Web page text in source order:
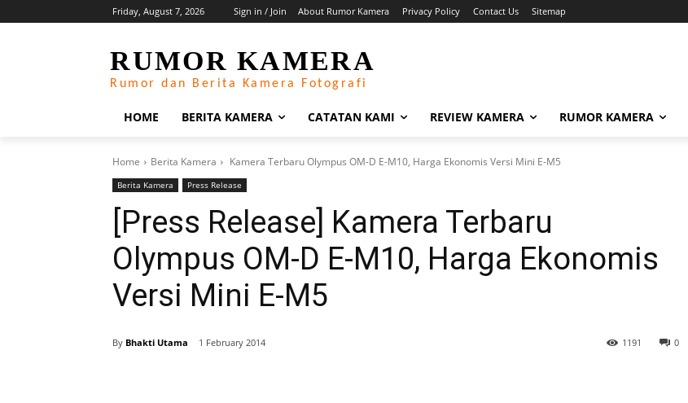
Friday, August 7, 2026 Sign in / Join About Rumor Kamera Privacy Policy Contact Us Sitemap
RUMOR KAMERA
Rumor dan Berita Kamera Fotografi
HOME BERITA KAMERA CATATAN KAMI REVIEW KAMERA RUMOR KAMERA
Home Berita Kamera Kamera Terbaru Olympus OM-D E-M10, Harga Ekonomis Versi Mini E-M5
Berita Kamera Press Release
[Press Release] Kamera Terbaru
Olympus OM-D E-M10, Harga Ekonomis
Versi Mini E-M5
By Bhakti Utama 1 February 2014 0
1191